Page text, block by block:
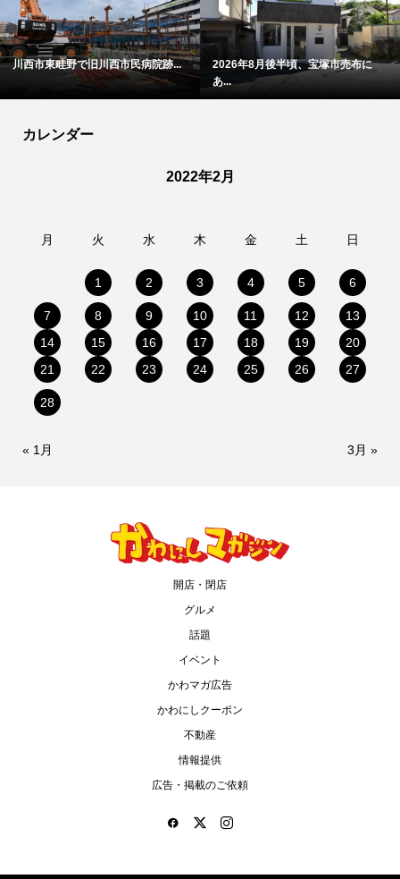
川西市東畦野で旧川西市民病院跡...
2026年8月後半頃、宝塚市売布に
あ...
カレンダー
2022年2月
月 火 水 木 金 土 日
1 2 3 4 5 6
7 8 9 10 11 12
13
14
15 16 17 18 19
20
21
22 23 24 25 26 27
28
« 1月 3月 »
開店・閉店
グルメ
話題
イベント
かわマガ広告
かわにしクーポン
不動産
情報提供
広告・掲載のご依頼